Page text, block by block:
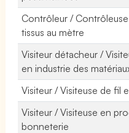
Contrôleur /
tissus au mètre
Visiteur détacheur /
en industrie des
Visiteur / Visiteuse de fil
Visiteur / Visiteuse en
bonneterie